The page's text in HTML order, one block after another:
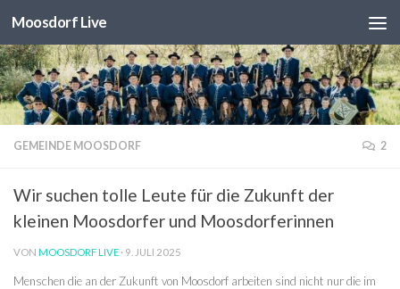
Unter dem Inhalt
Moosdorf Live
GEMEINDE MOOSDORF 2
Wir suchen tolle Leute für die Zukunft der
kleinen Moosdorfer und Moosdorferinnen
VON MOOSDORF LIVE · 9. JULI 2025
Menschen die an der Zukunft von Moosdorf arbeiten sind nicht nur die im